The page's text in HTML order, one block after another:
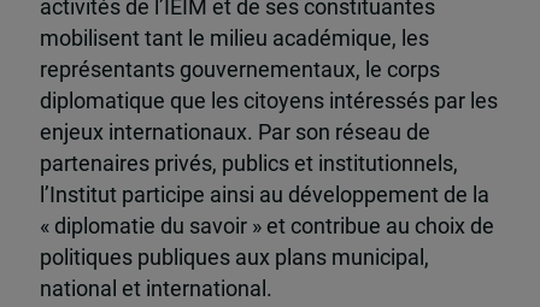
activités de l’IEIM et de ses constituantes
mobilisent tant le milieu académique, les
représentants gouvernementaux, le corps
diplomatique que les citoyens intéressés par les
enjeux internationaux. Par son réseau de
partenaires privés, publics et institutionnels,
l’Institut participe ainsi au développement de la
« diplomatie du savoir » et contribue au choix de
politiques publiques aux plans municipal,
national et international.